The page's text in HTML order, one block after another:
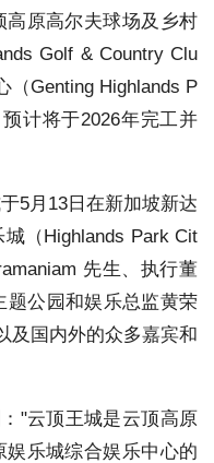
原高尔夫球场及乡村
Golf & Country Clu
（Genting Highlands P
计将于2026年完工并
月13日在新加坡新达
（Highlands Park Cit
先生、执行董
题公园和娱乐总监黄荣
及国内外的众多嘉宾和
"云顶王城是云顶高原
乐城综合娱乐中心的